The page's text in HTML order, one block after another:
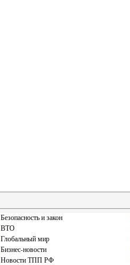
Безопасность и закон
ВТО
Глобальный мир
Бизнес-новости
Новости ТПП РФ